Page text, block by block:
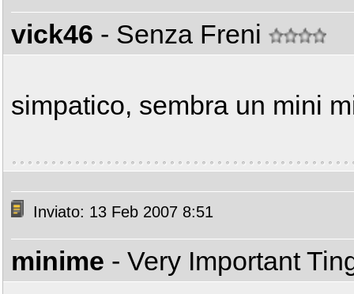
vick46 - Senza Freni
simpatico, sembra un mini
Inviato: 13 Feb 2007 8:51
minime - Very Important